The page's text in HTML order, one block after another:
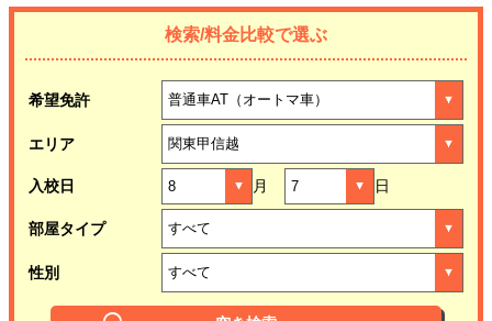
検索/料金比較で選ぶ
希望免許
エリア
入校日 月 日
部屋タイプ
性別